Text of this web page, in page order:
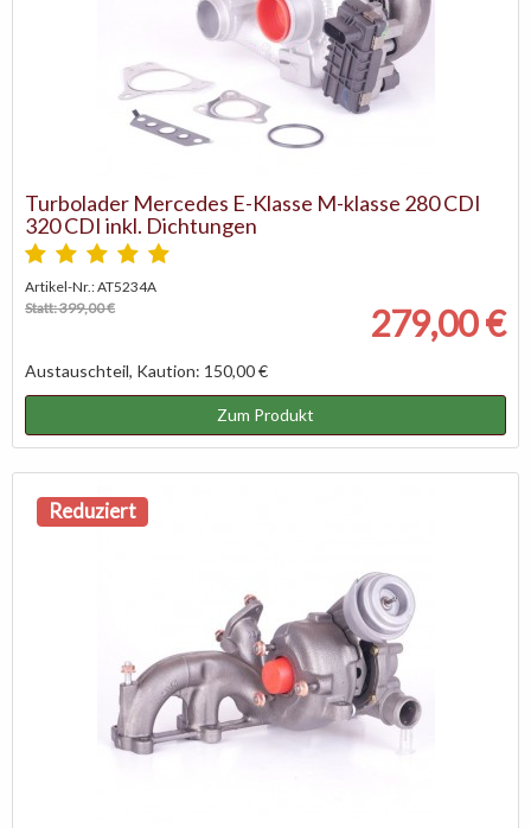
Turbolader Mercedes E-Klasse M-klasse 280 CDI
320 CDI inkl. Dichtungen
Artikel-Nr.: AT5234A
Statt: 399,00 €
279,00 €
Austauschteil, Kaution: 150,00 €
Zum Produkt
Reduziert